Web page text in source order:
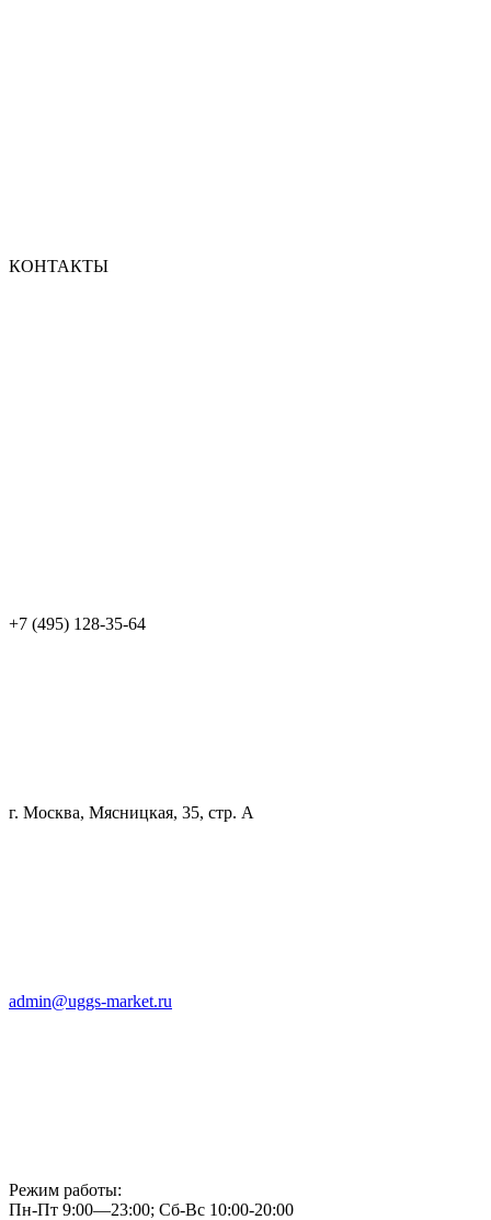
КОНТАКТЫ
+7 (495) 128-35-64
г. Москва, Мясницкая, 35, стр. А
admin@uggs-market.ru
Режим работы:
Пн-Пт 9:00—23:00; Сб-Вс 10:00-20:00